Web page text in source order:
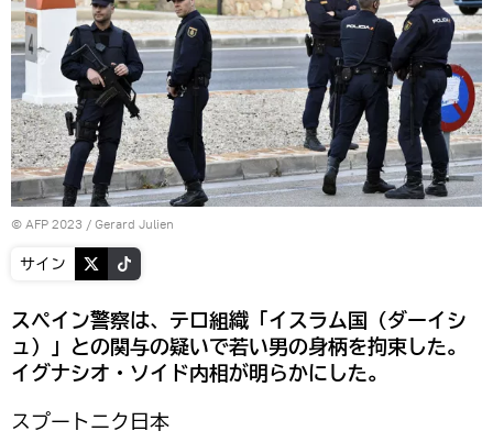
© AFP 2023 / Gerard Julien
サイン
スペイン警察は、テロ組織「イスラム国（ダーイシ
ュ）」との関与の疑いで若い男の身柄を拘束した。
イグナシオ・ソイド内相が明らかにした。
スプートニク日本